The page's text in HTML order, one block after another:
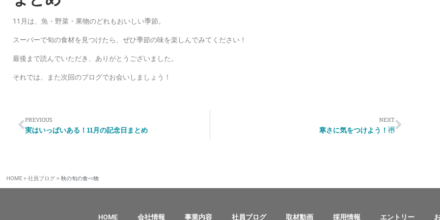
11月は、魚・野菜・果物のどれもおいしい季節。
スーパーで旬の食材を見つけたら、ぜひ季節の味を楽しんでみてください！
最後まで読んでいただき、ありがとうございました。
それでは、また次回のブログでお会いしましょう！
PREVIOUS
実はいっぱいある！11月の記念日まとめ
NEXT
寒さに気をつけよう！☃
HOME > 社員ブログ > 秋の旬の食べ物
HOME 会社情報 事業内容 社員ブログ 取材動画 採用情報 エントリー